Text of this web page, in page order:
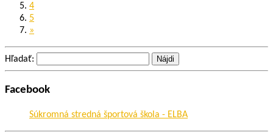
4
5
»
Hľadať:
Facebook
Súkromná stredná športová škola - ELBA